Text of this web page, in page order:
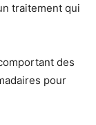
traitement qui
des
pour